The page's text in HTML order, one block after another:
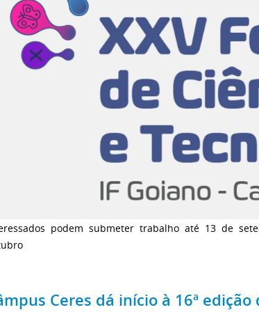
podem submeter trabalho até 13 de
Ceres dá início à 16ª